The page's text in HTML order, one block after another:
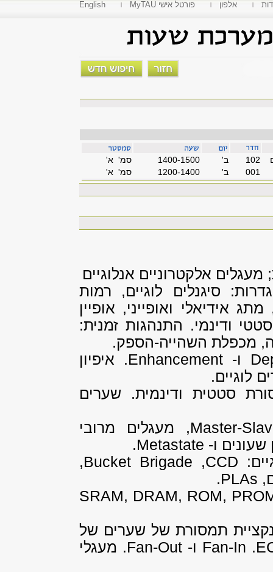
English MyTAU פורטל אישי אלפון
סמ' א' 1400-1500 'ב 102
סמ' א'
1200-1400 'ב 001
אלקטרוניים אנלוגיים
סיגנלים לוגיים, רמות
אידיאלי ואופייני, אופיין
ודינמי. התנהגות זמנית:
מכפלת השהייה-הספק.
ו- Enhancement. איפיון
לוגיים.
סטטית ודינמית. שערים
Master-, מעגלים מרובי
שעונים ו- Metastate
.
CCD
,
Bucket Brigade
,
PLAs
.
SRAM, DRAM, ROM,
תמסורת של שערים של
.
Fan-In ו-Fan-Out. מעגלי